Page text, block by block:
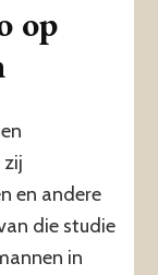
op
en andere
die studie
in